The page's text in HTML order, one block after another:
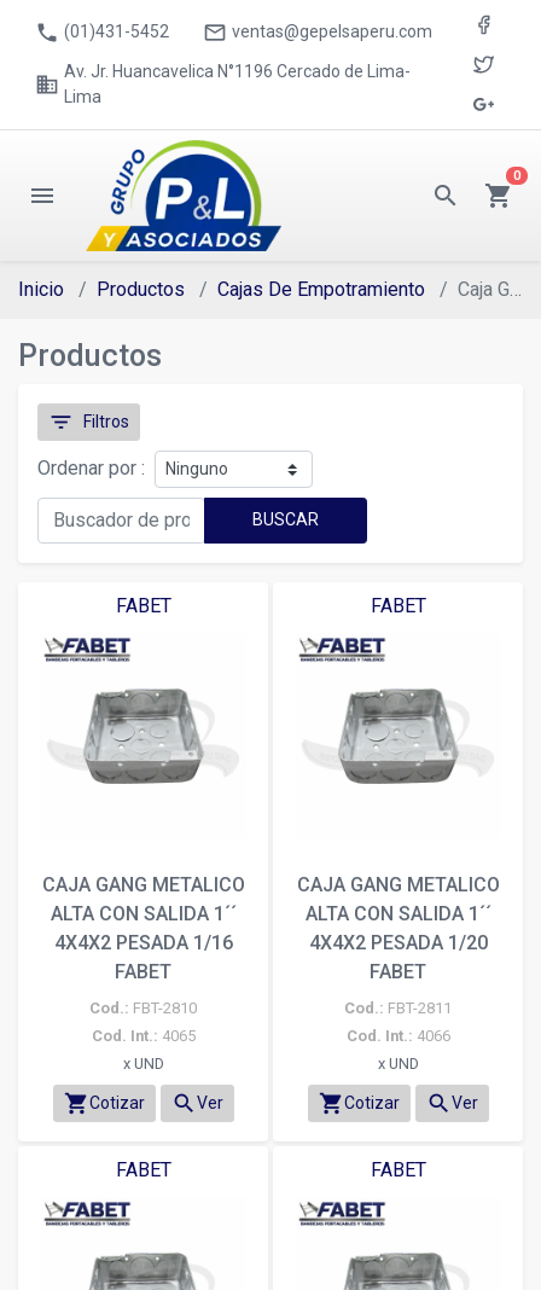
phone (01)431-5452 mail_outline ventas@gepelsaperu.com
business
Av. Jr. Huancavelica N°1196 Cercado de Lima-
Lima
menu search shopping_cart
0
Inicio Productos Cajas De Empotramiento Caja Gang
Productos
filter_list Filtros
Ordenar por :
BUSCAR
FABET
CAJA GANG METALICO
ALTA CON SALIDA 1´´
4X4X2 PESADA 1/16
FABET
Cod.: FBT-2810
Cod. Int.: 4065
x UND
shopping_cartCotizar search Ver
FABET
CAJA GANG METALICO
ALTA CON SALIDA 1´´
4X4X2 PESADA 1/20
FABET
Cod.: FBT-2811
Cod. Int.: 4066
x UND
shopping_cartCotizar search Ver
FABET FABET